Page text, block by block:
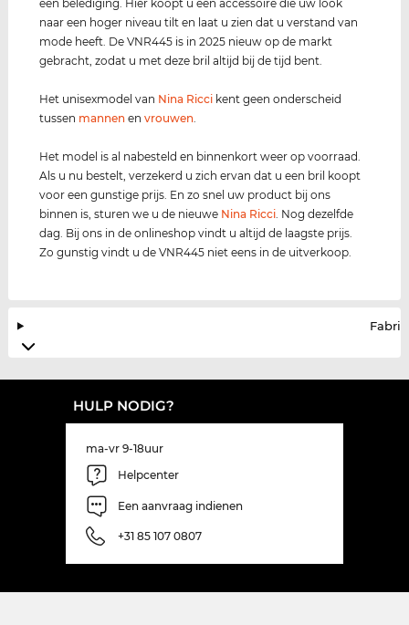
een belediging. Hier koopt u een accessoire die uw look
naar een hoger niveau tilt en laat u zien dat u verstand van
mode heeft. De VNR445 is in 2025 nieuw op de markt
gebracht, zodat u met deze bril altijd bij de tijd bent.
Het unisexmodel van Nina Ricci kent geen onderscheid
tussen mannen envrouwen
Het model is al nabesteld en binnenkort weer op voorraad.
Als u nu bestelt, verzekerd u zich ervan dat u een bril koopt
voor een gunstige prijs. En zo snel uw product bij ons
binnen is, sturen we u de nieuwe Nina Ricci . Nog dezelfde
dag. Bij ons in de onlineshop vindt u altijd de laagste prijs.
Zo gunstig vindt u de VNR445 niet eens in de uitverkoop.
HULP NODIG?
ma-vr 9-18uur
Helpcenter
Een aanvraag indienen
+31 85 107 0807